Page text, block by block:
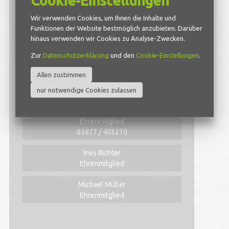
Ehrenpräsident
033203 22345
Stefan Loge
Eberhard Pöschke
Ehrenmitglied
03 55 / 52 32 11
Ehrenmitglied
03877 / 403210
Ines Richter
Ehrenmitglied
Michael Müller
Ehrenmitglied
Wir verwenden Cookies, um Ihnen die Inhalte und
Funktionen der Website bestmöglich anzubieten. Darüber
hinaus verwenden wir Cookies zu Analyse-Zwecken.
Zur Datenschutzerklärung und den Cookie-Einstellungen.
Allen zustimmen
nur notwendige Cookies zulassen